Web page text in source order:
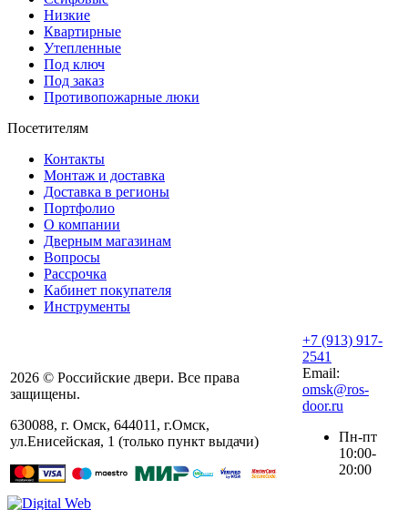
Низкие
Квартирные
Утепленные
Под ключ
Под заказ
Противопожарные люки
Посетителям
Контакты
Монтаж и доставка
Доставка в регионы
Портфолио
О компании
Дверным магазинам
Вопросы
Рассрочка
Кабинет покупателя
Инструменты
2026 © Российские двери. Все права
защищены.
630088, г. Омск, 644011, г.Омск,
ул.Енисейская, 1 (только пункт выдачи)
+7 (913) 917-
2541
Email:
omsk@ros-
door.ru
Пн-пт
10:00-
20:00